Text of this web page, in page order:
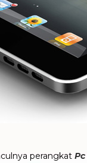
perangkat